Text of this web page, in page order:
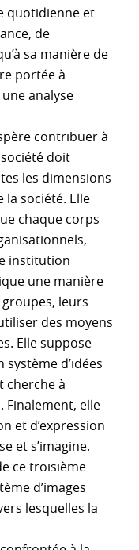
quotidienne et
de
sa manière de
portée à
analyse
contribuer à
doit
les dimensions
société. Elle
chaque corps
institution
une manière
leurs
des moyens
Elle suppose
d’idées
cherche à
Finalement, elle
et d’expression
et s’imagine.
ce troisième
d’images
lesquelles la